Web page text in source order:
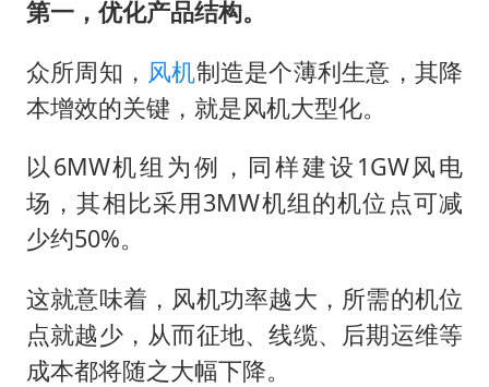
第一，优化产品结构。
众所周知， 风机制造是个薄利生意，其降
本增效的关键，就是风机大型化。
以6MW机组为例，同样建设1GW风电
场，其相比采用3MW机组的机位点可减
少约50%。
这就意味着，风机功率越大，所需的机位
点就越少，从而征地、线缆、后期运维等
成本都将随之大幅下降。